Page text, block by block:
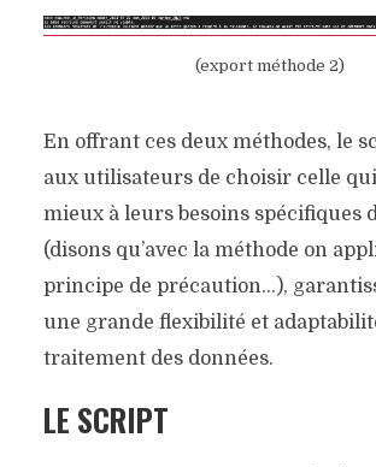
(export méthode 2)
En offrant ces deux méthodes, le
aux utilisateurs de choisir celle
mieux à leurs besoins spécifiques
(disons qu’avec la méthode on
principe de précaution…),
une grande flexibilité et
traitement des données.
LE SCRIPT